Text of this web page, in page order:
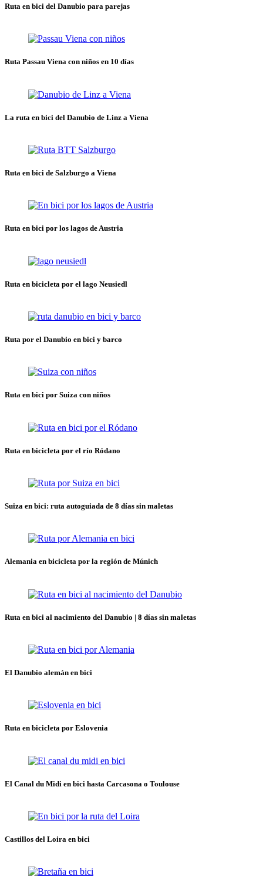
Ruta en bici del Danubio para parejas
Ruta Passau Viena con niños en 10 días
La ruta en bici del Danubio de Linz a Viena
Ruta en bici de Salzburgo a Viena
Ruta en bici por los lagos de Austria
Ruta en bicicleta por el lago Neusiedl
Ruta por el Danubio en bici y barco
Ruta en bici por Suiza con niños
Ruta en bicicleta por el río Ródano
Suiza en bici: ruta autoguiada de 8 días sin maletas
Alemania en bicicleta por la región de Múnich
Ruta en bici al nacimiento del Danubio | 8 días sin maletas
El Danubio alemán en bici
Ruta en bicicleta por Eslovenia
El Canal du Midi en bici hasta Carcasona o Toulouse
Castillos del Loira en bici